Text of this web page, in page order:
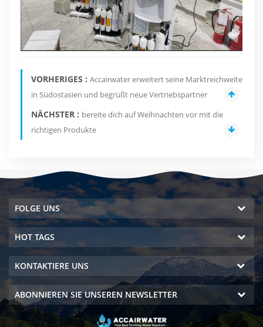
VORHERIGES : Accairwater erweitert seine Marktreichweite
in Südostasien und begrüßt neue Vertriebspartner
NÄCHSTER : bereite dich auf Weihnachten vor mit die
richtigen Produkte
FOLGE UNS
HOT TAGS
KONTAKTIERE UNS
ABONNIEREN SIE UNSEREN NEWSLETTER